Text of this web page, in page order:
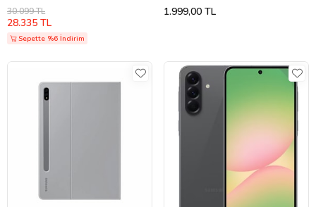
(Siyah)
30.099 TL
28.335 TL
Sepette %6 İndirim
Kılıf Pembe EF-BT630PAEGTR
1.999,00 TL